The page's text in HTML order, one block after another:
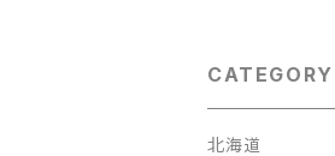
CATEGORY
北海道